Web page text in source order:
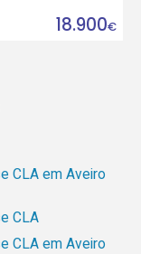
18.900€
CLA em Aveiro
CLA
CLA em Aveiro